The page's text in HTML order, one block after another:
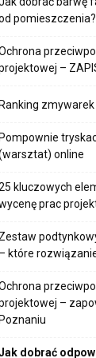
pomieszczenia?
–
online
kluczowych
prac
które
–
dobrać